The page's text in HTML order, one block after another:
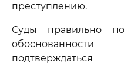
преступлению.
Суды правильно